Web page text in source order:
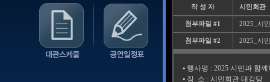
작 성 자 시민회관
첨부파일 #1 2025_시
첨부파일 #2 2025_시
▪️ 행사명 : 2025 시민과 함
▪️ 장 소 : 시민회관 대강당